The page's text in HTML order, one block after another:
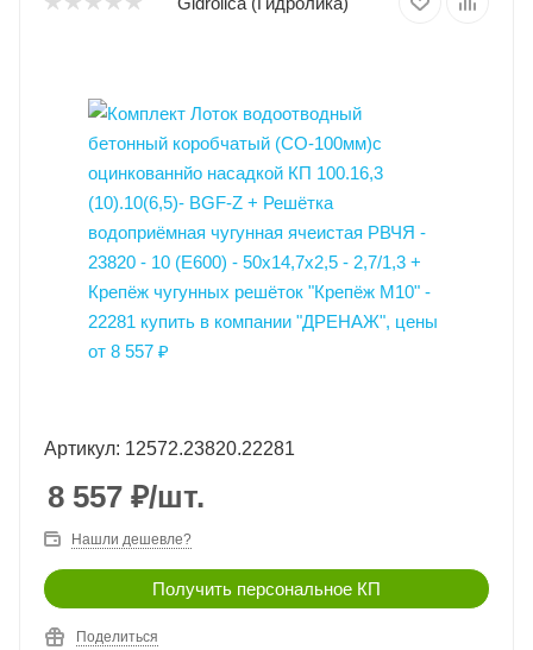
Артикул: 12572.23820.22281
8 557 ₽/шт.
Нашли дешевле?
Получить персональное КП
Поделиться